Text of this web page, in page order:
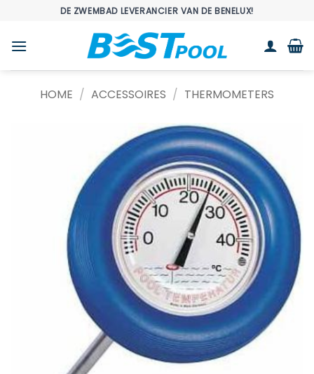
inhoud
DE ZWEMBAD LEVERANCIER VAN DE BENELUX!
HOME / ACCESSOIRES / THERMOMETERS